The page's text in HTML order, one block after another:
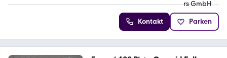
Kontakt Parken